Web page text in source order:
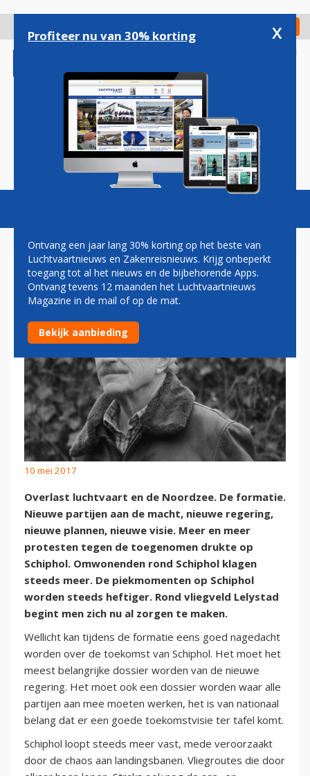
gaan
Check in
Magazine Podcasts Vacatures
PAUL GROVE: OVERLAST
10 mei 2017
Overlast luchtvaart en de Noordzee. De formatie.
Nieuwe partijen aan de macht, nieuwe regering,
nieuwe plannen, nieuwe visie. Meer en meer
protesten tegen de toegenomen drukte op
Schiphol. Omwonenden rond Schiphol klagen
steeds meer. De piekmomenten op Schiphol
worden steeds heftiger. Rond vliegveld Lelystad
begint men zich nu al zorgen te maken.
Wellicht kan tijdens de formatie eens goed nagedacht
worden over de toekomst van Schiphol. Het moet het
meest belangrijke dossier worden van de nieuwe
regering. Het moet ook een dossier worden waar alle
partijen aan mee moeten werken, het is van nationaal
belang dat er een goede toekomstvisie ter tafel komt.
Schiphol loopt steeds meer vast, mede veroorzaakt
door de chaos aan landingsbanen. Vliegroutes die door
Profiteer nu van 30% korting x
Ontvang een jaar lang 30% korting op het beste van
Luchtvaartnieuws en Zakenreisnieuws. Krijg onbeperkt
toegang tot al het nieuws en de bijbehorende Apps.
Ontvang tevens 12 maanden het Luchtvaartnieuws
Magazine in de mail of op de mat.
Bekijk aanbieding